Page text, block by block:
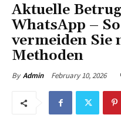
Aktuelle
WhatsApp –
vermeiden Sie
Methoden
By Admin February 10, 2026